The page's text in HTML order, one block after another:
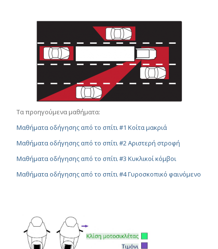
Τα προηγούμενα μαθήματα:
Μαθήματα οδήγησης από το σπίτι #1 Κοίτα μακριά
Μαθήματα οδήγησης από το σπίτι #2 Αριστερή στροφή
Μαθήματα οδήγησης από το σπίτι #3 Κυκλικοί κόμβοι
Μαθήματα οδήγησης από το σπίτι #4 Γυροσκοπικό φαινόμενο